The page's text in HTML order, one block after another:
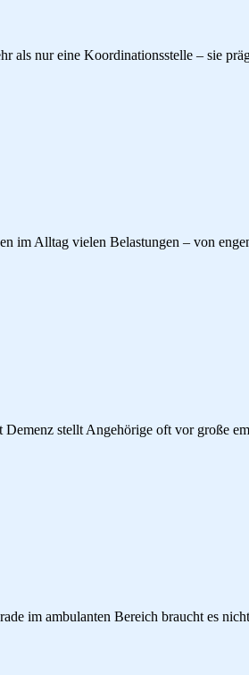
als nur eine Koordinationsstelle – sie
im Alltag vielen Belastungen – von
stellt Angehörige oft vor große
im ambulanten Bereich braucht es